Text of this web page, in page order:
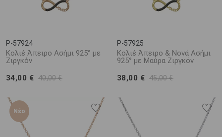
P-57924
Κολιέ Άπειρο Ασήμι 925° με
Ζιργκόν
34,00 € 40,00 €
P-57925
Κολιέ Άπειρο & Νονά Ασήμι
925° με Μαύρα Ζιργκόν
38,00 € 45,00 €
Νέο